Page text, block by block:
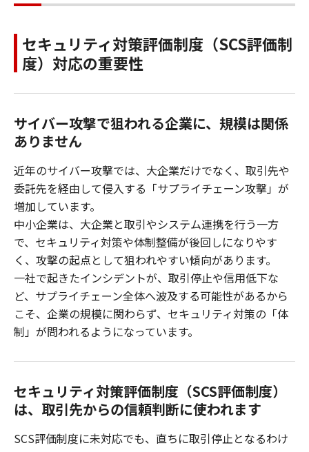
セキュリティ対策評価制度（SCS評価制
度）対応の重要性
サイバー攻撃で狙われる企業に、規模は関係
ありません
近年のサイバー攻撃では、大企業だけでなく、取引先や
委託先を経由して侵入する「サプライチェーン攻撃」が
増加しています。
中小企業は、大企業と取引やシステム連携を行う一方
で、セキュリティ対策や体制整備が後回しになりやす
く、攻撃の起点として狙われやすい傾向があります。
一社で起きたインシデントが、取引停止や信用低下な
ど、サプライチェーン全体へ波及する可能性があるから
こそ、企業の規模に関わらず、セキュリティ対策の「体
制」が問われるようになっています。
セキュリティ対策評価制度（SCS評価制度）
は、取引先からの信頼判断に使われます
SCS評価制度に未対応でも、直ちに取引停止となるわけ